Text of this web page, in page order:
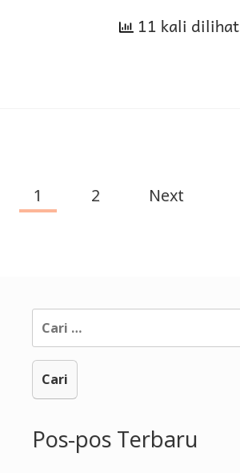
Selamat
11 kali dilihat
Page
1 2 Next
Cari
untuk:
Pos-pos Terbaru